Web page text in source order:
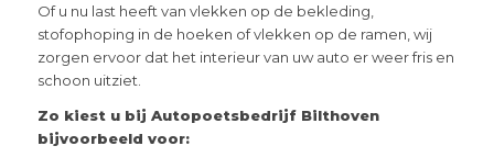
Of u nu last heeft van vlekken op de bekleding,
stofophoping in de hoeken of vlekken op de ramen, wij
zorgen ervoor dat het interieur van uw auto er weer fris en
schoon uitziet.
Zo kiest u bij Autopoetsbedrijf Bilthoven
bijvoorbeeld voor: